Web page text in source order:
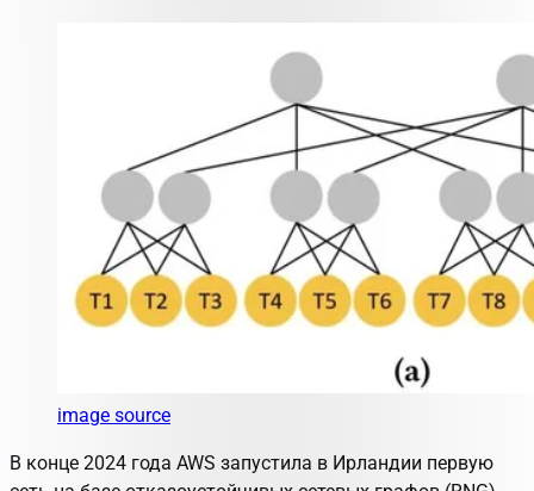
image source
В конце 2024 года AWS запустила в Ирландии первую